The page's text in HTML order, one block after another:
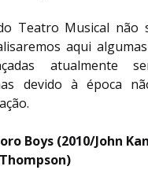
Teatro Musical não
aqui
atualmente
devido à época
Boys (2010/John